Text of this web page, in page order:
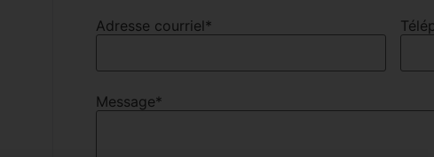
Adresse courriel*
Message*